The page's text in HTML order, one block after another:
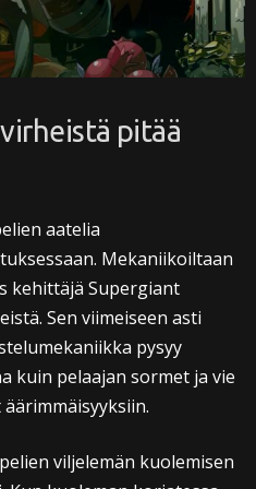
pitää
aatelia
Mekaniikoiltaan
kehittäjä Supergiant
Sen viimeiseen asti
pysyy
kuin pelaajan sormet ja vie
viljelemän kuolemisen